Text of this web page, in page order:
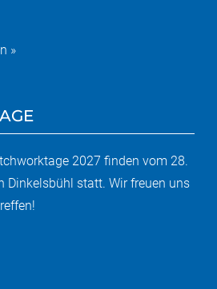
»
2027 finden vom 28.
Dinkelsbühl statt. Wir freuen uns